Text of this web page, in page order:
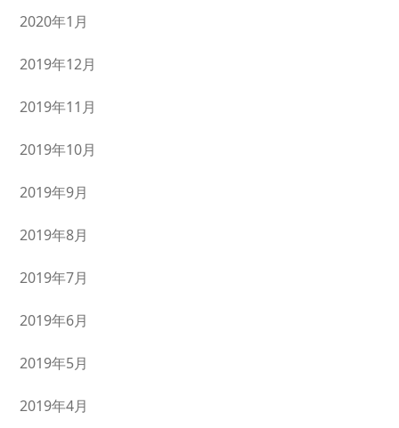
2020年1月
2019年12月
2019年11月
2019年10月
2019年9月
2019年8月
2019年7月
2019年6月
2019年5月
2019年4月